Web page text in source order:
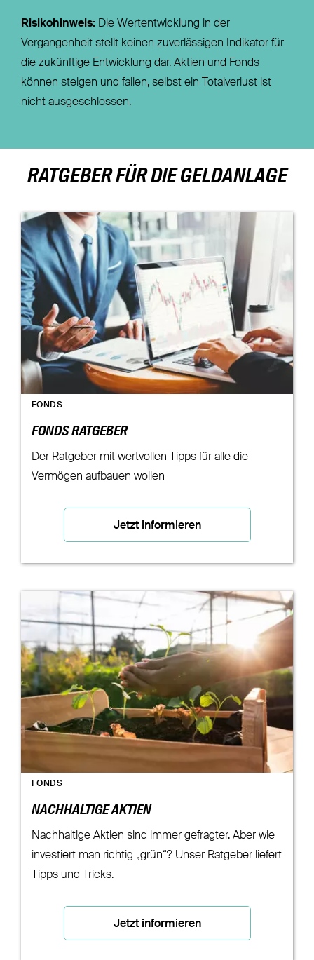
Risikohinweis: Die Wertentwicklung in der
Vergangenheit stellt keinen zuverlässigen Indikator für
die zukünftige Entwicklung dar. Aktien und Fonds
können steigen und fallen, selbst ein Totalverlust ist
nicht ausgeschlossen.
RATGEBER FÜR DIE GELDANLAGE
FONDS
FONDS RATGEBER
Der Ratgeber mit wertvollen Tipps für alle die
Vermögen aufbauen wollen
Jetzt informieren
FONDS
NACHHALTIGE AKTIEN
Nachhaltige Aktien sind immer gefragter. Aber wie
investiert man richtig „grün“? Unser Ratgeber liefert
Tipps und Tricks.
Jetzt informieren